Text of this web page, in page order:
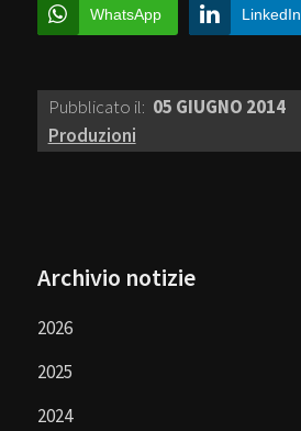
WhatsApp LinkedIn
Pubblicato il: 05 GIUGNO 2014
Produzioni
Archivio notizie
2026
2025
2024